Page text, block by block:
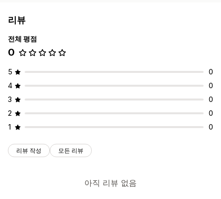
리뷰
전체 평점
0
5
0
4
0
3
0
2
0
1
0
리뷰 작성 모든 리뷰
아직 리뷰 없음